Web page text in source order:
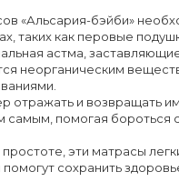
«Альсария-бэйби»
таких как перовые
астма,
неорганическим
и возвращать
самым, помогая
простоте, эти матрасы
сохранить